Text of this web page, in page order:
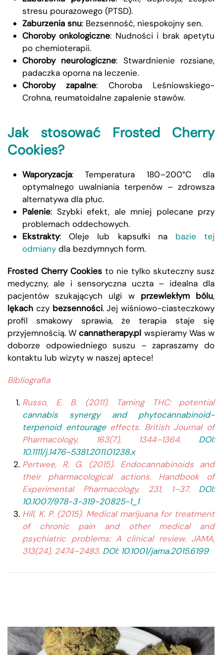
stresu pourazowego (PTSD).
Zaburzenia snu: Bezsenność, niespokojny sen.
Choroby onkologiczne: Nudności i brak apetytu
po chemioterapii.
Choroby neurologiczne: Stwardnienie rozsiane,
padaczka oporna na leczenie.
Choroby zapalne: Choroba Leśniowskiego-
Crohna, reumatoidalne zapalenie stawów.
Jak stosować Frosted Cherry
Cookies?
Waporyzacja: Temperatura 180–200°C dla
optymalnego uwalniania terpenów – zdrowsza
alternatywa dla płuc.
Palenie: Szybki efekt, ale mniej polecane przy
problemach oddechowych.
Ekstrakty: Oleje lub kapsułki na bazie tej
odmiany dla bezdymnych form.
Frosted Cherry Cookies to nie tylko skuteczny susz
medyczny, ale i sensoryczna uczta – idealna dla
pacjentów szukających ulgi w przewlekłym bólu,
lękach czy bezsenności. Jej wiśniowo-ciasteczkowy
profil smakowy sprawia, że terapia staje się
przyjemnością. Wcannatherapy.pl wspieramy Was w
doborze odpowiedniego suszu – zapraszamy do
kontaktu lub wizyty w naszej aptece!
Bibliografia
Russo, E. B. (2011). Taming THC: potential
cannabis synergy and phytocannabinoid-
terpenoid entourageeffects. British Journal of
Pharmacology, 163(7), 1344–1364. DOI:
10.1111/j.1476-5381.2011.01238.x
Pertwee, R. G. (2015). Endocannabinoids and
their pharmacological actions. Handbook of
Experimental Pharmacology, 231, 1–37. DOI:
10.1007/978-3-319-20825-1_1
Hill, K. P. (2015). Medical marijuana for treatment
of chronic pain and other medical and
psychiatric problems: A clinical review. JAMA,
313(24), 2474–2483. DOI: 10.1001/jama.2015.6199